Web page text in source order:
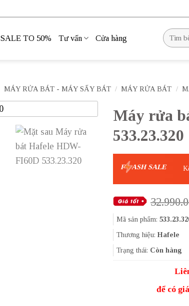
SALE TO 50% Tư vấn Cửa hàng
Tìm
kiếm:
MÁY RỬA BÁT - MÁY SẤY BÁT / MÁY RỬA BÁT /
Máy rửa
533.23.320
F ASH SALE
Mã sản phẩm:
Thương hiệu:Hafele
Trạng thái: Còn hàng
để có